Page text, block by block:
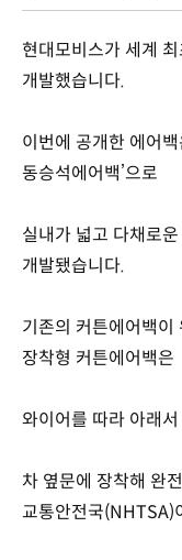
현대모비스가 세계
개발했습니다.
이번에 공개한 에어백
동승석에어백’으로
실내가 넓고 다채로
개발됐습니다.
기존의 커튼에어백이
장착형 커튼에어백은
와이어를 따라 아래
차 옆문에 장착해 완
교통안전국(NHTSA)